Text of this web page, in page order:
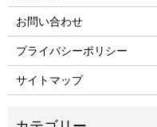
お問い合わせ
プライバシーポリシー
サイトマップ